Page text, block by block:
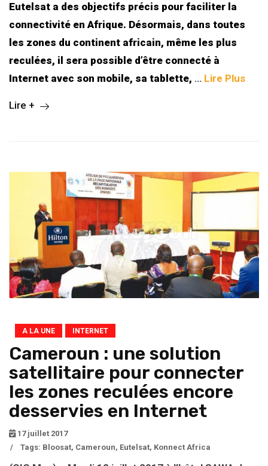
Eutelsat a des objectifs précis pour faciliter la
connectivité en Afrique. Désormais, dans toutes
les zones du continent africain, même les plus
reculées, il sera possible d’être connecté à
Internet avec son mobile, sa tablette, … Lire Plus
Lire +
A LA UNE INTERNET
Cameroun : une solution
satellitaire pour connecter
les zones reculées encore
desservies en Internet
17 juillet 2017
/
Tags: Bloosat, Cameroun, Eutelsat, Konnect Africa